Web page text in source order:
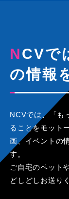
NCVでは、視聴者さまから
の情報
NCVでは、「も
ることをモット
画、イベントの
す。
ご自宅のペット
どしどしお送り